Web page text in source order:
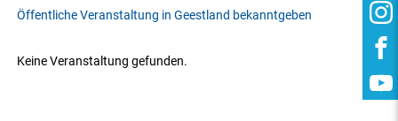
Öffentliche Veranstaltung in Geestland bekanntgeben
Keine Veranstaltung gefunden.